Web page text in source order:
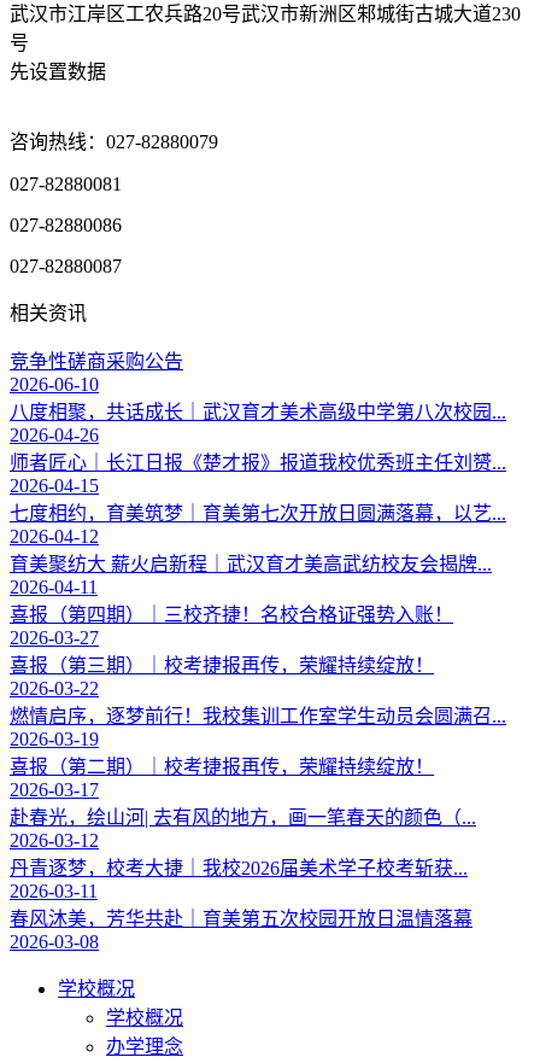
武汉市江岸区工农兵路20号武汉市新洲区邾城街古城大道230
号
先设置数据
咨询热线：027-82880079
027-82880081
027-82880086
027-82880087
相关资讯
竞争性磋商采购公告
2026-06-10
八度相聚，共话成长｜武汉育才美术高级中学第八次校园...
2026-04-26
师者匠心｜长江日报《楚才报》报道我校优秀班主任刘赟...
2026-04-15
七度相约，育美筑梦｜育美第七次开放日圆满落幕，以艺...
2026-04-12
育美聚纺大 薪火启新程｜武汉育才美高武纺校友会揭牌...
2026-04-11
喜报（第四期）｜三校齐捷！名校合格证强势入账！
2026-03-27
喜报（第三期）｜校考捷报再传，荣耀持续绽放！
2026-03-22
燃情启序，逐梦前行！我校集训工作室学生动员会圆满召...
2026-03-19
喜报（第二期）｜校考捷报再传，荣耀持续绽放！
2026-03-17
赴春光，绘山河| 去有风的地方，画一笔春天的颜色（...
2026-03-12
丹青逐梦，校考大捷｜我校2026届美术学子校考斩获...
2026-03-11
春风沐美，芳华共赴｜育美第五次校园开放日温情落幕
2026-03-08
学校概况
学校概况
办学理念